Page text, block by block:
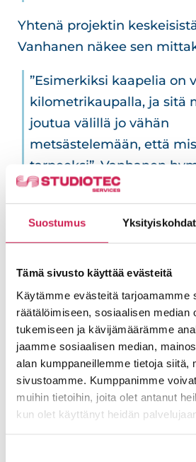
Suostumus Yksityiskohdat
Tämä sivusto käyttää evästeitä
Käytämme evästeitä tarjoamamme
räätälöimiseen, sosiaalisen median
tukemiseen ja kävijämäärämme
jaamme sosiaalisen median,
alan kumppaneillemme tietoja siitä,
sivustoamme. Kumppanimme
muihin tietoihin, joita olet antanut
kun olet käyttänyt heidän
Yhtenä projektin
Vanhanen näkee sen
”Esimerkiksi kaapelia on
kilometrikaupalla, ja sitä
joutua välillä jo vähän
metsästelemään, että
tarpeeksi”, Vanhanen
jo tarvikepulalle, joka
projektin kuluessa
vaivaamaan pandemian
Studiotecin ja Eventtecin
valvomassa hallin avajaisia,
sujui niin kuin pitikin.
kanssa on jatkunut
kun Studiotec toimitti
äänentoistojärjestelmän
tilojen taustamusiikki- ja